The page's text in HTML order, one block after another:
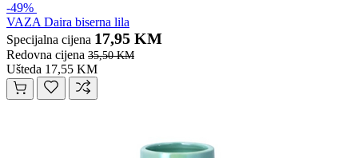
-49%
VAZA Daira biserna lila
Specijalna cijena 17,95 KM
Redovna cijena 35,50 KM
Ušteda 17,55 KM